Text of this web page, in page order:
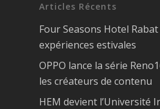
Articles Récents
Four Seasons Hotel
expériences estivales
OPPO lance la série
les créateurs de contenu
HEM devient l’Université